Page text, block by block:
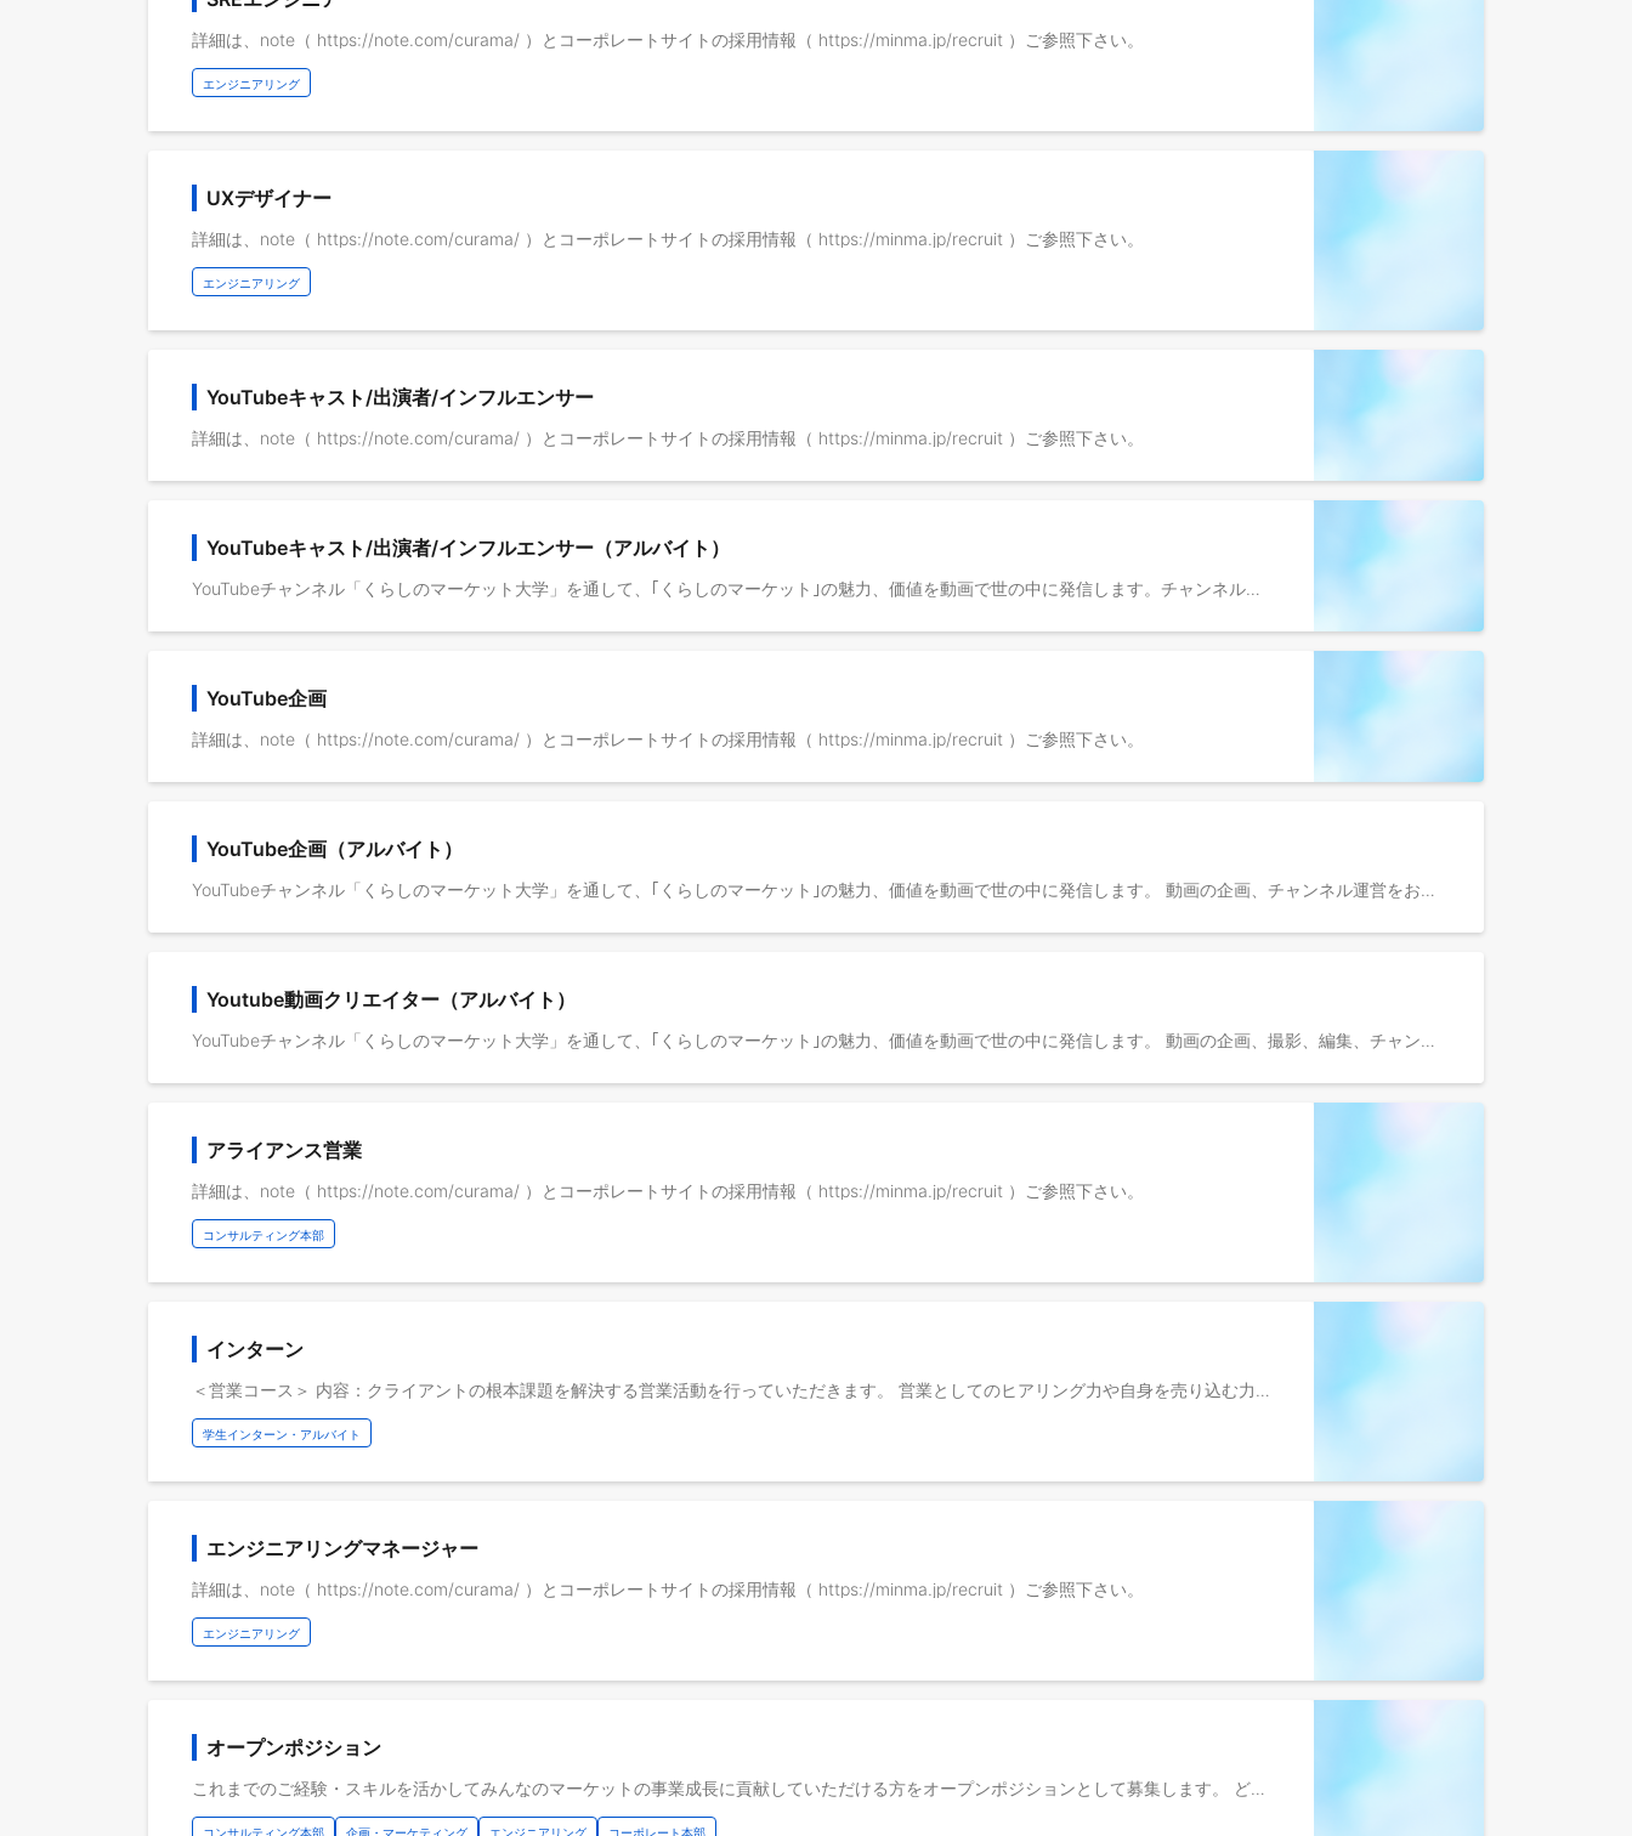
詳細は、note（ https://note.com/curama/ ）とコーポレートサイトの採用情報（ https://minma.jp/recruit ）ご参照下さい。
エンジニアリング
UXデザイナー
詳細は、note（ https://note.com/curama/ ）とコーポレートサイトの採用情報（ https://minma.jp/recruit ）ご参照下さい。
エンジニアリング
YouTubeキャスト/出演者/インフルエンサー
詳細は、note（ https://note.com/curama/ ）とコーポレートサイトの採用情報（ https://minma.jp/recruit ）ご参照下さい。
YouTubeキャスト/出演者/インフルエンサー（アルバイト）
YouTubeチャンネル「くらしのマーケット大学」を通して、｢くらしのマーケット｣の魅力、価値を動画で世の中に発信します。チャンネルの顔となる出演者を募集しています。未経験の方でも大歓迎です。男女問いません。 出演は興味あるけど、未経験… そんな方でも問題ありません。 動画の企画や出演はどの年代、どんな経験の人、誰にだってできる、 というのが弊社動画制作班のポリシーです。 未経験・経験者ともにご応募お待ちしております。 弊社動画制作班についてnoteに掲載しています、ぜひご覧ください。 ◎note https://note.com/curama/n/n2ccd3b2da839
YouTube企画
詳細は、note（ https://note.com/curama/ ）とコーポレートサイトの採用情報（ https://minma.jp/recruit ）ご参照下さい。
YouTube企画（アルバイト）
YouTubeチャンネル「くらしのマーケット大学」を通して、｢くらしのマーケット｣の魅力、価値を動画で世の中に発信します。 動画の企画、チャンネル運営をお任せします。出演も可能です。あなたのアイデアを活かしてください。
Youtube動画クリエイター（アルバイト）
YouTubeチャンネル「くらしのマーケット大学」を通して、｢くらしのマーケット｣の魅力、価値を動画で世の中に発信します。 動画の企画、撮影、編集、チャンネル運営をお任せします。 ▼note https://note.com/curama/n/nc52eed8b7b63
アライアンス営業
詳細は、note（ https://note.com/curama/ ）とコーポレートサイトの採用情報（ https://minma.jp/recruit ）ご参照下さい。
コンサルティング本部
インターン
＜営業コース＞ 内容：クライアントの根本課題を解決する営業活動を行っていただきます。 営業としてのヒアリング力や自身を売り込む力を身につけることができます。 ・業界・クライアントのリサーチ ・アプローチリストの作成 ・リードへのアプローチ ・テレマーケティング ・成果の分析とレポーティング ・顧客フィードバックの共有 ※新しいことにチャレンジし、着実にスキル・能力を伸ばしていただけるよう事業責任者がサポートいたします。 ＜コーポレートコース＞ 内容：財務・経理・企画・人事などバックオフィスの業務を行っていただきます。 具体的な業務内容例は以下のとおりです。 ①財務・経理 ・事業分析（業界、財務、KPI等の分析） ・経営陣への意思決定のための資料作成 ・投資家面談（海外投資家中心）への同席 ②事務/アシスタント ・募集要項の作成 ・候補者との面接の日程調整 ・選考状況の社内レポーティング ・採用イベントの企画と運営 ③企画（IR資料デザイナー） ・IR資料テンプレートの設計：CanvaやGoogle Slideを使って、当社のIR資料の考案・テンプレートの作成 ・IR資料の作成：会社で必要な資料やデータをスライドに落とし込みます。 ※具体的な業務内容は、応募者の方のレベルや経験によってカスタマイズいたします。 ※ご希望のコースがあれば、「応募先へのメッセージ」に記載ください。
学生インターン・アルバイト
エンジニアリングマネージャー
詳細は、note（ https://note.com/curama/ ）とコーポレートサイトの採用情報（ https://minma.jp/recruit ）ご参照下さい。
エンジニアリング
オープンポジション
これまでのご経験・スキルを活かしてみんなのマーケットの事業成長に貢献していただける方をオープンポジションとして募集します。 どの職種にエントリーしたらよいかわからない方や、現在採用していないポジションにおいて専門知識やスキル・経験を活かせるとお考えの方は、こちらからエントリーください。 選考を通してご活躍いただけるポジションを確認させていただき、配属、役割を決定いたします。 ポジションや本部の希望がある方は、応募の際にお伝えください。
コンサルティング本部 企画・マーケティング エンジニアリング コーポレート本部